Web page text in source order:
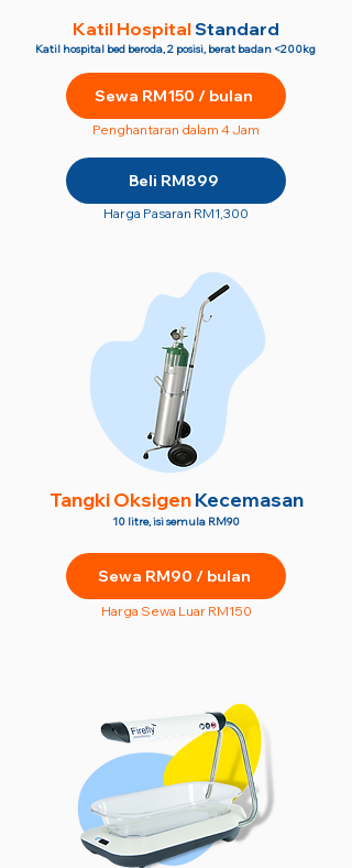
Katil HospitalStandard
Katil hospital bed beroda, 2 posisi, berat badan <200kg
Sewa RM150 / bulan
Penghantaran dalam 4 Jam
Beli RM899
Harga Pasaran RM1,300
Tangki OksigenKecemasan
10 litre, isi semula RM90
Sewa RM90 / bulan
Harga Sewa Luar RM150